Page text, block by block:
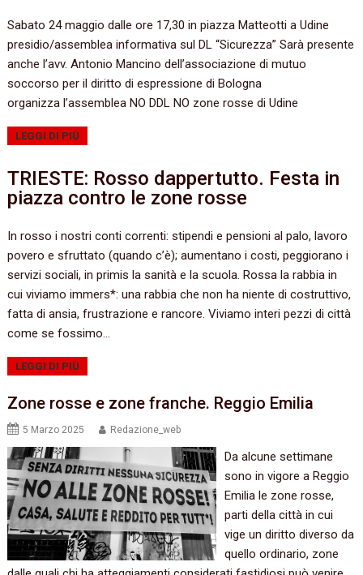
Sabato 24 maggio dalle ore 17,30 in piazza Matteotti a Udine
presidio/assemblea informativa sul DL “Sicurezza” Sarà presente
anche l’avv. Antonio Mancino dell’associazione di mutuo
soccorso per il diritto di espressione di Bologna
organizza l’assemblea NO DDL NO zone rosse di Udine
LEGGI DI PIÙ
TRIESTE: Rosso dappertutto. Festa in
piazza contro le zone rosse
In rosso i nostri conti correnti: stipendi e pensioni al palo, lavoro
povero e sfruttato (quando c’è); aumentano i costi, peggiorano i
servizi sociali, in primis la sanità e la scuola. Rossa la rabbia in
cui viviamo immers*: una rabbia che non ha niente di costruttivo,
fatta di ansia, frustrazione e rancore. Viviamo interi pezzi di città
come se fossimo…
LEGGI DI PIÙ
Zone rosse e zone franche. Reggio Emilia
5 Marzo 2025 Redazione_web
Da alcune settimane
sono in vigore a Reggio
Emilia le zone rosse,
parti della città in cui
vige un diritto diverso da
quello ordinario, zone